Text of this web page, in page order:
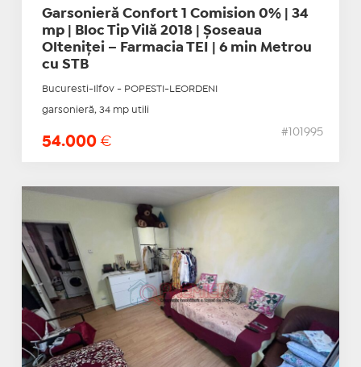
Garsonieră Confort 1 Comision 0% | 34
mp | Bloc Tip Vilă 2018 | Șoseaua
Olteniței – Farmacia TEI | 6 min Metrou
cu STB
Bucuresti-Ilfov - POPESTI-LEORDENI
garsonieră, 34 mp utili
54.000 €
#101995